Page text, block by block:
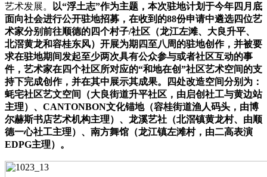
艺术发展。
以“浮土志”作为主题，本次驻地计划于今年四月底
面向社会进行公开驻地招募，在收到的88份申请中遴选四位艺
术家分别前往顺德的四个村子/社区（龙江左滩、大良升平、
北滘黄龙和容桂东风）开展为期四至八周的驻地创作，并被要
求在驻地期间发起至少两次具有公众参与或者社区互动的事
件，艺术家在四个社区所对应的“和地在创”社区艺术空间的支
持下完成创作，并在其中展示其成果。四处改造空间分别为：
蚝宅社区艺文空间（大良街道升平社区，由启创社工与黄边站
主理）、CANTONBON文化锚地（容桂街道渔人码头，由博
尔赫斯书店艺术机构主理）、龙溪艺社（北滘镇黄龙村、由顺
德一心社工主理）、南方舞馆（龙江镇左滩村，由二高表演
EDPG主理）。